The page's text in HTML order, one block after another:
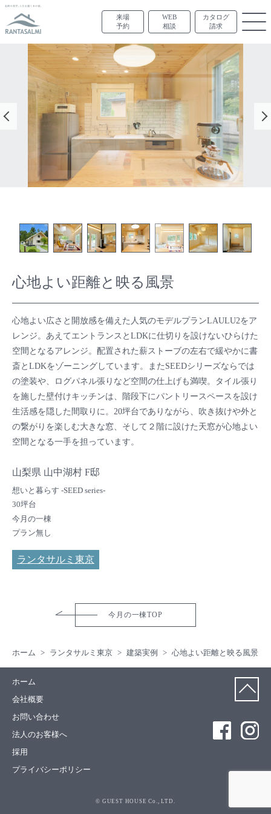
来場
予約
WEB
相談
カタログ
請求
心地よい距離と映る風景
山梨県 山中湖村 F邸
想いと暮らす -SEED series-
30坪台
今月の一棟
プラン無し
ランタサルミ東京
心地よい広さと開放感を備えた人気のモデルプランLAULU2をア
レンジ。あえてエントランスとLDKに仕切りを設けないひらけた
空間となるアレンジ。配置された薪ストーブの左右で緩やかに書
斎とLDKをゾーニングしています。またSEEDシリーズならでは
の塗装や、ログパネル張りなど空間の仕上げも満喫。タイル張り
を施した壁付けキッチンは、階段下にパントリースペースを設け
生活感を隠した間取りに。20坪台でありながら、吹き抜けや外と
の繋がりを楽しむ大きな窓、そして２階に設けた天窓が心地よい
空間となる一手を担っています。
今月の一棟TOP
ホーム ランタサルミ東京 建築実例 心地よい距離と映る風景
ホーム
会社概要
お問い合わせ
法人のお客様へ
採用
プライバシーポリシー
© GUEST HOUSE Co., LTD.